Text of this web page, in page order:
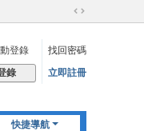
切
到
寬
登錄
找回密碼
錄 立即註冊
快捷導航